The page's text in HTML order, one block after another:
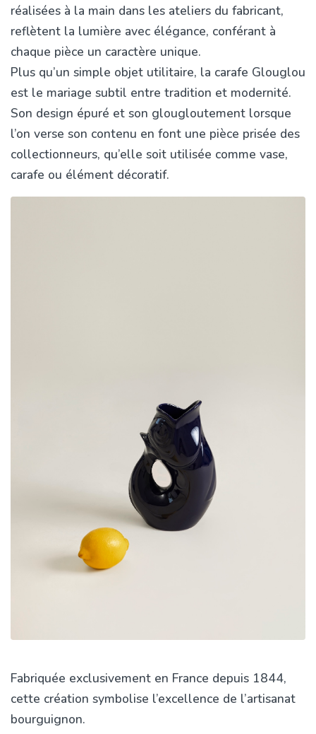
réalisées à la main dans les ateliers du fabricant,
reflètent la lumière avec élégance, conférant à
chaque pièce un caractère unique.
Plus qu’un simple objet utilitaire, la carafe Glouglou
est le mariage subtil entre tradition et modernité.
Son design épuré et son glougloutement lorsque
l’on verse son contenu en font une pièce prisée des
collectionneurs, qu’elle soit utilisée comme vase,
carafe ou élément décoratif.
Fabriquée exclusivement en France depuis 1844,
cette création symbolise l’excellence de l’artisanat
bourguignon.